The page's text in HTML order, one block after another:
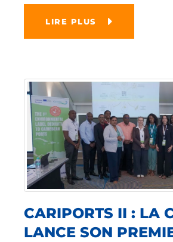
LIRE PLUS
CARIPORTS II : LA
LANCE SON